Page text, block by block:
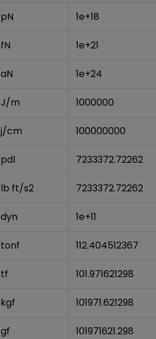
pN 1e+18
fN 1e+21
aN 1e+24
J/m 1000000
j/cm 100000000
pdl 7233372.72262
lb ft/s2 7233372.72262
dyn 1e+11
tonf 112.404512367
tf 101.971621298
kgf 101971.621298
gf 101971621.298